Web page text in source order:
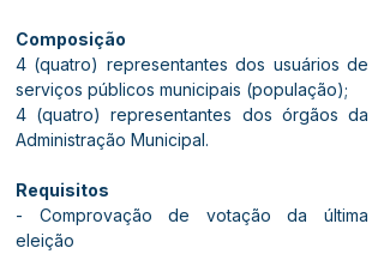
Composição
4 (quatro) representantes dos usuários de
serviços públicos municipais (população);
4 (quatro) representantes dos órgãos da
Administração Municipal.
Requisitos
- Comprovação de votação da última
eleição